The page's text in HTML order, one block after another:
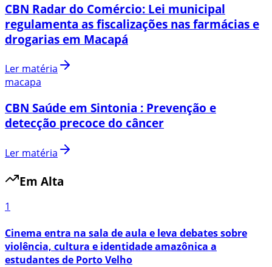
CBN Radar do Comércio: Lei municipal
regulamenta as fiscalizações nas farmácias e
drogarias em Macapá
Ler matéria
macapa
CBN Saúde em Sintonia : Prevenção e
detecção precoce do câncer
Ler matéria
Em Alta
1
Cinema entra na sala de aula e leva debates sobre
violência, cultura e identidade amazônica a
estudantes de Porto Velho